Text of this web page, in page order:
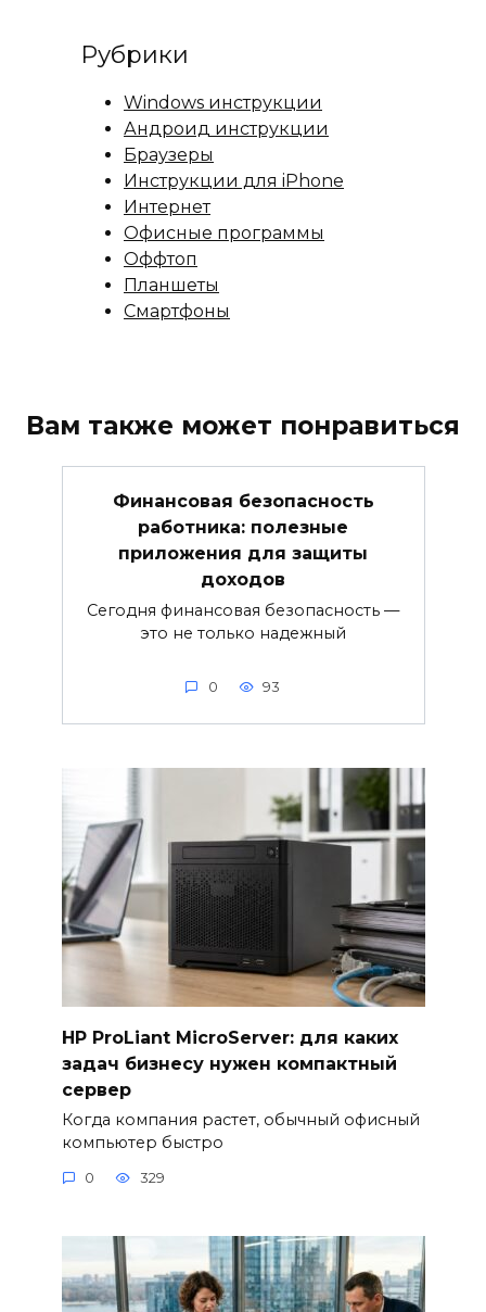
Рубрики
Windows инструкции
Андроид инструкции
Браузеры
Инструкции для iPhone
Интернет
Офисные программы
Оффтоп
Планшеты
Смартфоны
Вам также может понравиться
Финансовая безопасность
работника: полезные
приложения для защиты
доходов
Сегодня финансовая безопасность —
это не только надежный
0 93
HP ProLiant MicroServer: для каких
задач бизнесу нужен компактный
сервер
Когда компания растет, обычный офисный
компьютер быстро
0 329